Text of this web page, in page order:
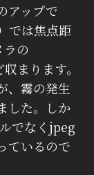
アップで
では焦点距
の
まります。
、霧の発生
した。しか
でなくjpeg
ているので